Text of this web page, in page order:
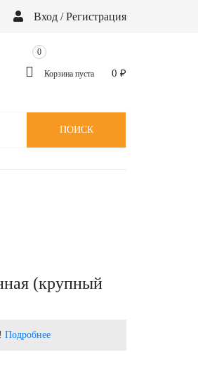
Вход / Регистрация
Корзина пуста
0
0 ₽
ПОИСК
(крупный
Подробнее